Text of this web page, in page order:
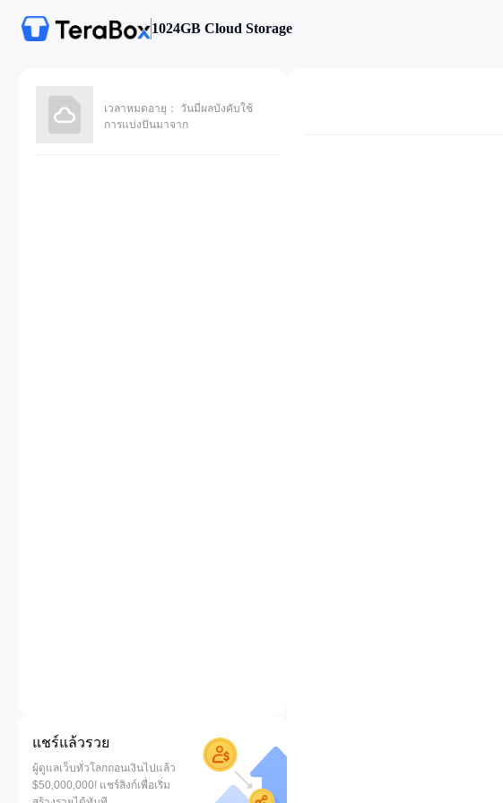
1024GB Cloud Storage
เวลาหมดอายุ： วันมีผลบังคับใช้
การแบ่งปันมาจาก
แชร์แล้วรวย
ผู้ดูแลเว็บทั่วโลกถอนเงินไปแล้ว
$50,000,000! แชร์ลิงก์เพื่อเริ่ม